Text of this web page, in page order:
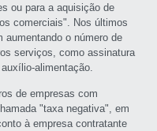
ou para a aquisição de
comerciais". Nos últimos
aumentando o número de
serviços, como assinatura
alimentação.
de empresas com
"taxa negativa", em
à empresa contratante